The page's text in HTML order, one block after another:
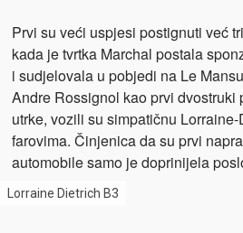
Prvi su veći uspjesi postignuti već
kada je tvrtka Marchal postala
i sudjelovala u pobjedi na Le
Andre Rossignol kao prvi dvostruki
utrke, vozili su simpatičnu
farovima. Činjenica da su prvi
automobile samo je doprinijela
Lorraine Dietrich B3